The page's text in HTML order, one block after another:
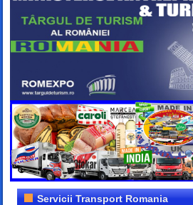
Servicii Transport Romania